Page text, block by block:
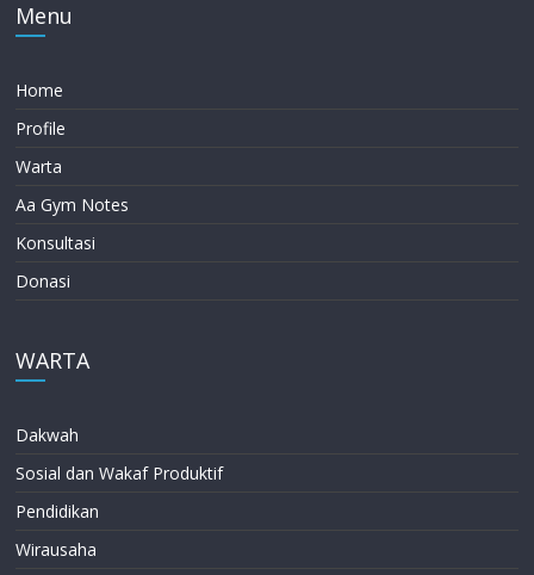
Menu
Home
Profile
Warta
Aa Gym Notes
Konsultasi
Donasi
WARTA
Dakwah
Sosial dan Wakaf Produktif
Pendidikan
Wirausaha